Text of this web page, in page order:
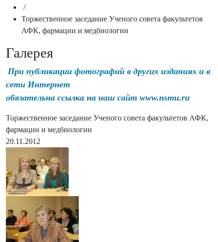
/
Торжественное заседание Ученого совета факультетов
АФК, фармации и медбиологии
Галерея
При публикации фотографий в других изданиях и в
сети Интернет
обязательна ссылка на наш сайт www.nsmu.ru
Торжественное заседание Ученого совета факультетов АФК,
фармации и медбиологии
20.11.2012